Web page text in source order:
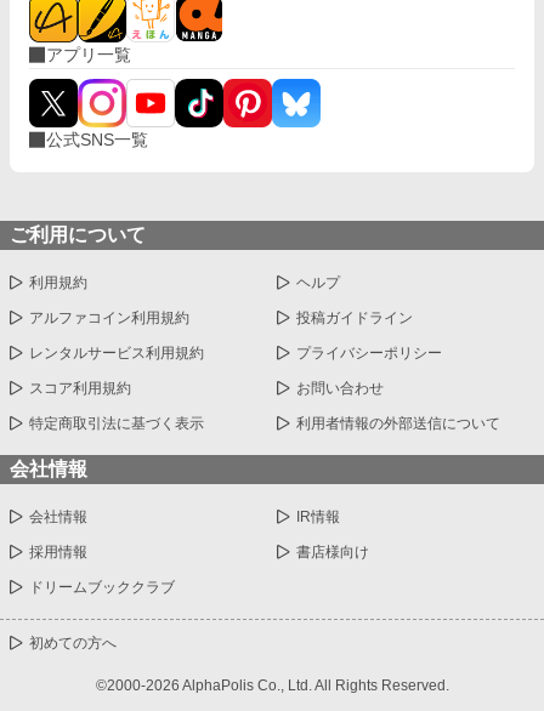
アプリ一覧
公式SNS一覧
ご利用について
利用規約 ヘルプ
アルファコイン利用規約 投稿ガイドライン
レンタルサービス利用規約 プライバシーポリシー
スコア利用規約 お問い合わせ
特定商取引法に基づく表示 利用者情報の外部送信について
会社情報
会社情報 IR情報
採用情報 書店様向け
ドリームブッククラブ
初めての方へ
©2000-2026 AlphaPolis Co., Ltd. All Rights Reserved.